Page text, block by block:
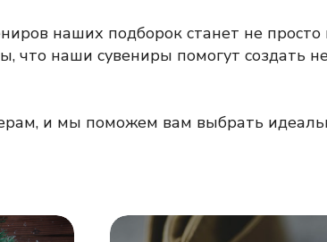
наших подборок станет не
что наши сувениры помогут создать
и мы поможем вам выбрать